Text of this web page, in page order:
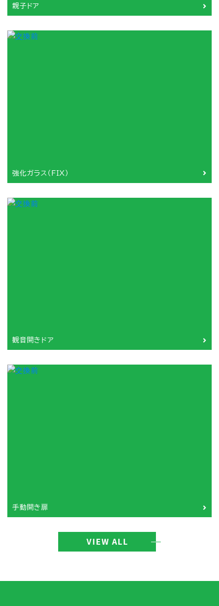
親子ドア
強化ガラス（FIX）
観音開きドア
手動開き扉